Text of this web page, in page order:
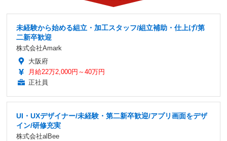
未経験から始める組立・加工スタッフ/組立補助・仕上げ/第
二新卒歓迎
株式会社Amark
大阪府
月給22万2,000円～40万円
正社員
UI・UXデザイナー/未経験・第二新卒歓迎/アプリ画面をデザ
イン/研修充実
株式会社alBee